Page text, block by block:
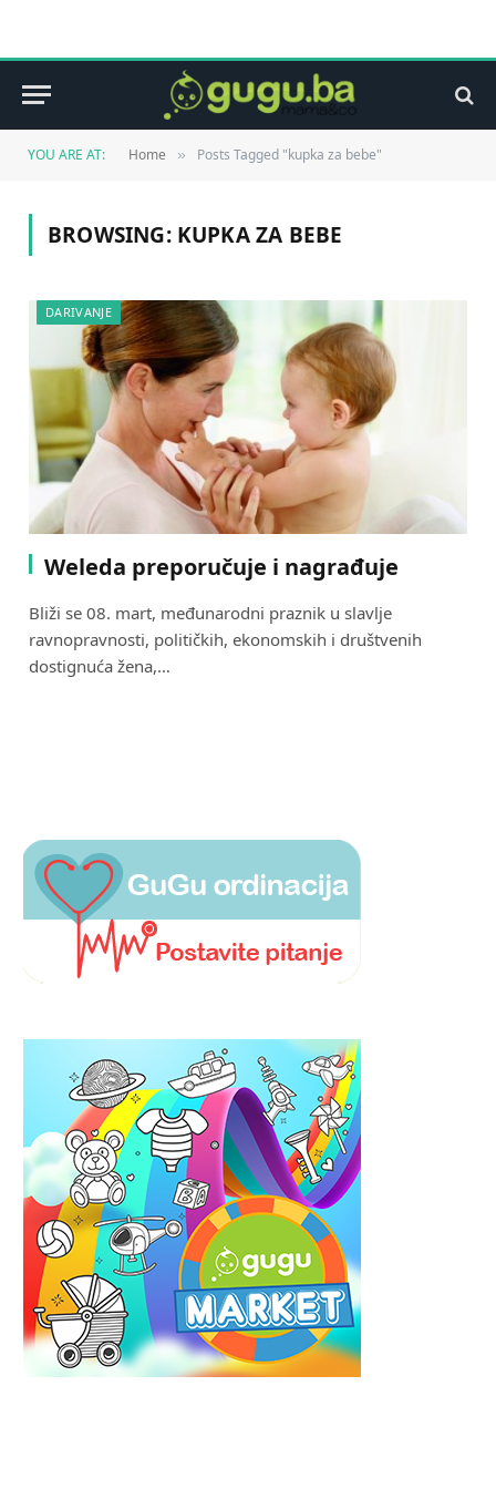
YOU ARE AT: Home » Posts Tagged "kupka za bebe"
BROWSING: KUPKA ZA BEBE
DARIVANJE
Weleda preporučuje i nagrađuje
Bliži se 08. mart, međunarodni praznik u slavlje
ravnopravnosti, političkih, ekonomskih i društvenih
dostignuća žena,…